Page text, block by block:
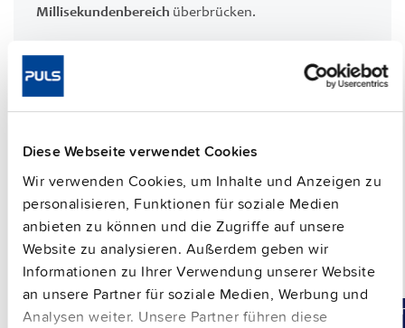
Diese Webseite verwendet Cookies
Wir verwenden Cookies, um Inhalte und Anzeigen zu
personalisieren, Funktionen für soziale Medien
anbieten zu können und die Zugriffe auf unsere
Website zu analysieren. Außerdem geben wir
Informationen zu Ihrer Verwendung unserer Website
an unsere Partner für soziale Medien, Werbung und
Analysen weiter. Unsere Partner führen diese
Millisekundenbereich überbrücken.
festen Wert geregelt, der Übergang zwischen Normal-
und Pufferbetrieb ist lückenlos. Alle Module sind
elektronisch gegen Überlast und Kurzschluss
Temperaturbereichbetrieben werden.
Puffermodul
Vergleichen Artikelnr. DC Ausgang